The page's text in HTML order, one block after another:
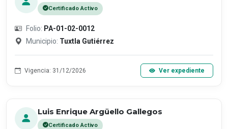
Certificado Activo
Folio: PA-01-02-0012
Municipio: Tuxtla Gutiérrez
Vigencia: 31/12/2026 Ver expediente
Luis Enrique Argüello Gallegos
Certificado Activo